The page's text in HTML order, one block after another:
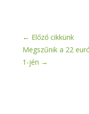
← Előző cikkünk
Megszűnik a 22
1-jén →